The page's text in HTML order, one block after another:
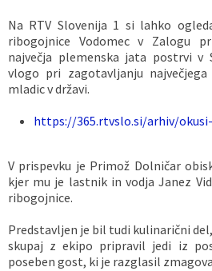
Na RTV Slovenija 1 si lahko
ribogojnice Vodomec v Zalogu
največja plemenska jata postrvi v
vlogo pri zagotavljanju
mladic v državi.
https://365.rtvslo.si/arhiv/
V prispevku je Primož Dolničar
kjer mu je lastnik in vodja Janez
ribogojnice.
Predstavljen je bil tudi kulinarični
skupaj z ekipo pripravil jedi iz
poseben gost, ki je razglasil
Vaške skupnosti
Častno razsodišče
Načrt ravnanja s stvarnim premoženjem
Galerija slik
MojaObčina.si
Dokumenti v javni obravnavi